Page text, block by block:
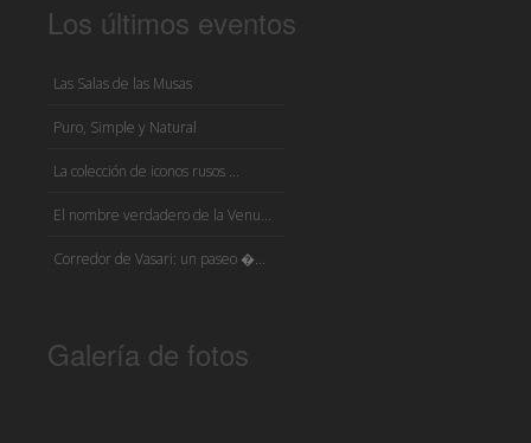
Los últimos eventos
Las Salas de las Musas
Puro, Simple y Natural
La colección de iconos rusos ...
El nombre verdadero de la Venu...
Corredor de Vasari: un paseo �...
Galería de fotos